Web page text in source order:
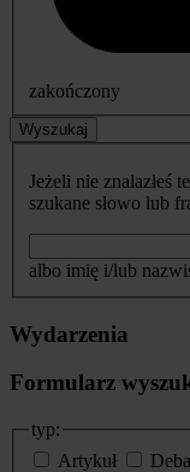
zakończony
Wyszukaj
Jeżeli nie znalazłeś
szukane słowo lub
albo imię i/lub
Wydarzenia
Formularz
typ:
Artykuł